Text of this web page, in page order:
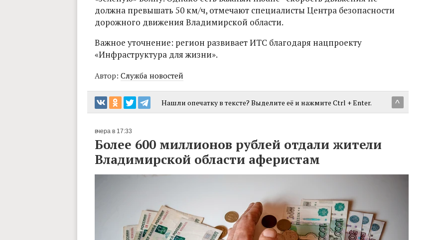
должна превышать 50 км/ч, отмечают специалисты Центра безопасности
дорожного движения Владимирской области.
Важное уточнение: регион развивает ИТС благодаря нацпроекту
«Инфраструктура для жизни».
Автор: Служба новостей
^
Нашли опечатку в тексте? Выделите её и нажмите Ctrl + Enter.
вчера в 17:33
Более 600 миллионов рублей отдали жители
Владимирской области аферистам